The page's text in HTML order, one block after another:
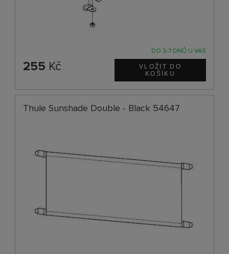
DO 3-7 DNŮ U VÁS
255 Kč
Thule Sunshade Double - Black 54647